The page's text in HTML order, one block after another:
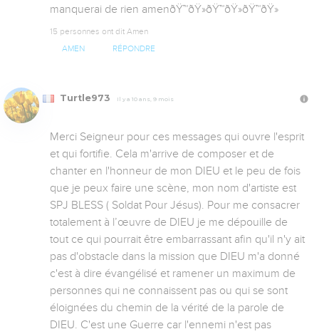
manquerai de rien amenðŸ™ðŸ»ðŸ™ðŸ»ðŸ™ðŸ»
15 personnes ont dit Amen
AMEN RÉPONDRE
Turtle973 Il y a 10 ans, 9 mois
Merci Seigneur pour ces messages qui ouvre l'esprit
et qui fortifie. Cela m'arrive de composer et de
chanter en l'honneur de mon DIEU et le peu de fois
que je peux faire une scène, mon nom d'artiste est
SPJ BLESS ( Soldat Pour Jésus). Pour me consacrer
totalement à l’œuvre de DIEU je me dépouille de
tout ce qui pourrait être embarrassant afin qu'il n'y ait
pas d'obstacle dans la mission que DIEU m'a donné
c'est à dire évangélisé et ramener un maximum de
personnes qui ne connaissent pas ou qui se sont
éloignées du chemin de la vérité de la parole de
DIEU. C'est une Guerre car l'ennemi n'est pas